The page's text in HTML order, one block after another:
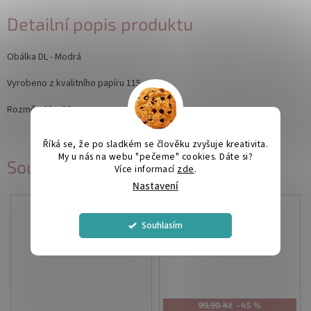
Říká se, že po sladkém se člověku zvyšuje kreativita.
My u nás na webu "pečeme" cookies. Dáte si?
Více informací zde.
Nastavení
Souhlasím
Související produkty
99,90 Kč –45 %
Detailní popis produktu
Obálka DL - Modrá
Vyrobeno z kvalitního papíru 115 g.
Rozměr: 11 x 22 cm